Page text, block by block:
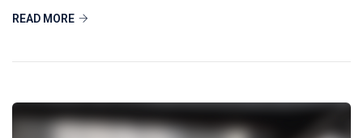
READ MORE